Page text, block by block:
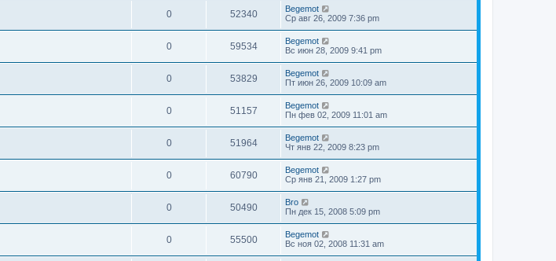
0 52340
Begemot
Ср авг 26, 2009 7:36 pm
0 59534
Begemot
Вс июн 28, 2009 9:41 pm
0 53829
Begemot
Пт июн 26, 2009 10:09 am
0 51157
Begemot
Пн фев 02, 2009 11:01 am
0 51964
Begemot
Чт янв 22, 2009 8:23 pm
0 60790
Begemot
Ср янв 21, 2009 1:27 pm
0 50490
Bro
Пн дек 15, 2008 5:09 pm
0 55500
Begemot
Вс ноя 02, 2008 11:31 am